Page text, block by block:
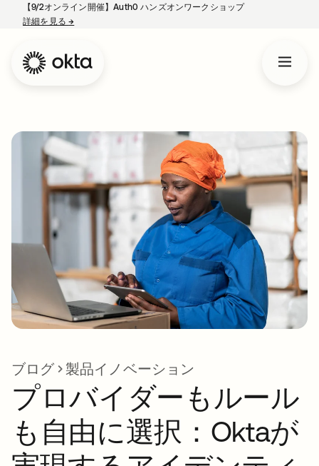
【9/2オンライン開催】Auth0 ハンズオンワークショップ
詳細を見る→
ブログ 製品イノベーション
プロバイダーもルール
も自由に選択：Oktaが